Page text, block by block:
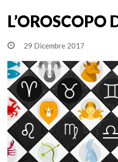
L’OROSCOPO
29 Dicembre 2017